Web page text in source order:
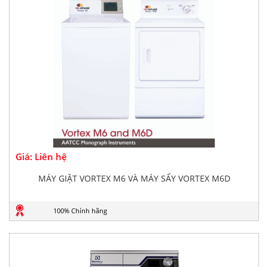
Giá: Liên hệ
MÁY GIẶT VORTEX M6 VÀ MÁY SẤY VORTEX M6D
100% Chính hãng